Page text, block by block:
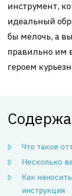
инструмент,
идеальный
бы мелочь, а
правильно им
героем
Что такое
Несколько
Как
инструкция